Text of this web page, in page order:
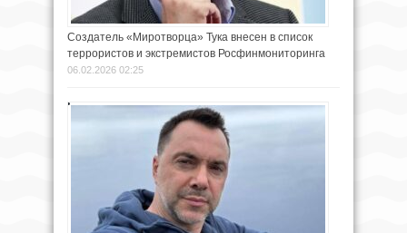
Создатель «Миротворца» Тука внесен в список
террористов и экстремистов Росфинмониторинга
06.02.2026 02:25